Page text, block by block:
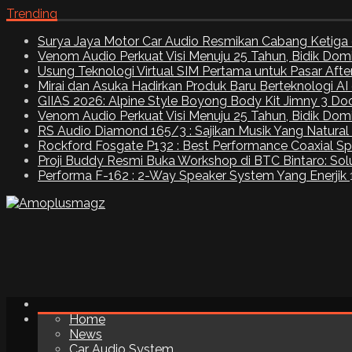
Trending
Surya Jaya Motor Car Audio Resmikan Cabang
Venom Audio Perkuat Visi Menuju 25 Tahun, Bidik
Usung Teknologi Virtual SIM Pertama untuk Pasar
Mirai dan Asuka Hadirkan Produk Baru Berteknologi
GIIAS 2026: Alpine Style Boyong Body Kit Jimny 3
Venom Audio Perkuat Visi Menuju 25 Tahun, Bidik
RS Audio Diamond 165/3 : Sajikan Musik Yang Natural
Rockford Fosgate P132 : Best Performance Coaxial
Proji Buddy Resmi Buka Workshop di BTC Bintaro:
Performa F-162 : 2-Way Speaker System Yang Enerjik
Home
News